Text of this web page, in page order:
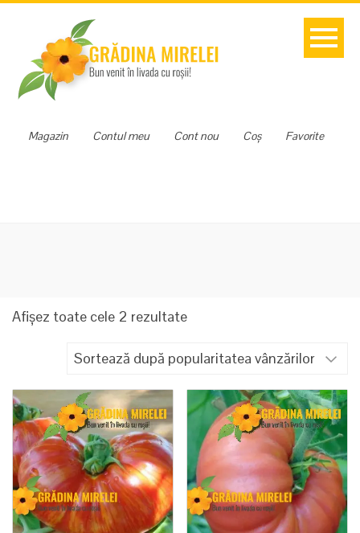
Favorite
Coș
Cont nou
Contul meu
Magazin
Afișez toate cele 2 rezultateSortat
popularitate